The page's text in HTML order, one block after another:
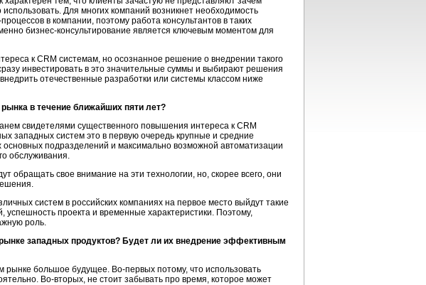
Для многих компаний возникнет необходимость
в компании, поэтому работа консультантов в таких
бизнес-консультирование является ключевым моментом для
к CRM системам, но осознанное решение о внедрении такого
инвестировать в это значительные суммы и выбирают решения
отечественные разработки или системы классом ниже
в течение ближайших пяти лет?
свидетелями существенного повышения интереса к CRM
западных систем это в первую очередь крупные и средние
подразделений и максимально возможной автоматизации
обслуживания.
обращать свое внимание на эти технологии, но, скорее всего, они
систем в российских компаниях на первое место выйдут такие
проекта и временные характеристики. Поэтому,
роль.
западных продуктов? Будет ли их внедрение эффективным
большое будущее. Во-первых потому, что использовать
Во-вторых, не стоит забывать про время, которое может